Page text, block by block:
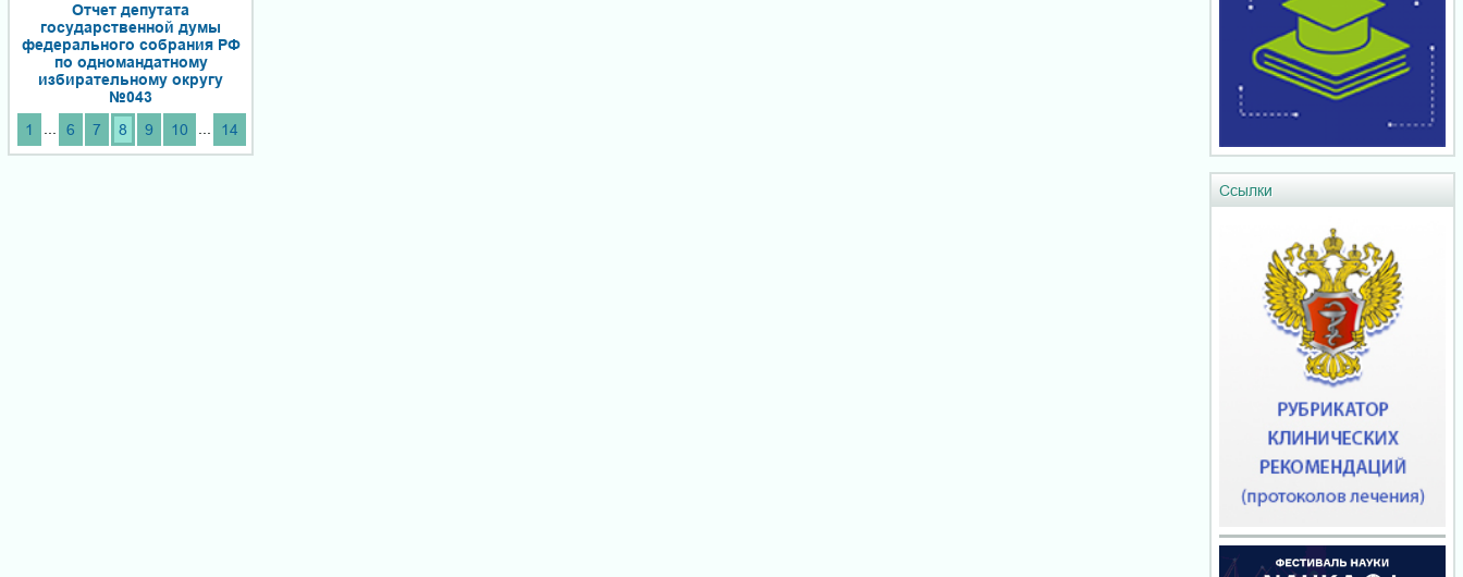
Отчет депутата
государственной думы
федерального собрания РФ
по одномандатному
избирательному округу
№043
1
... 6 7 8 9 10 ... 14
Ссылки